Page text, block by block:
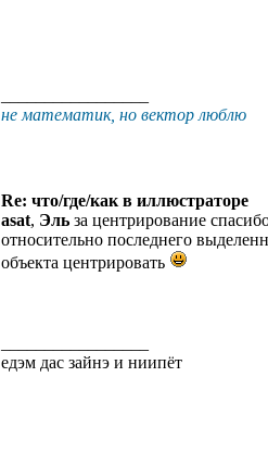
не математик, но вектор люблю
Re: что/где/как в иллюстраторе
asat, Эль за центрирование
относительно последнего
объекта центрировать
едэм дас зайнэ и ниипёт